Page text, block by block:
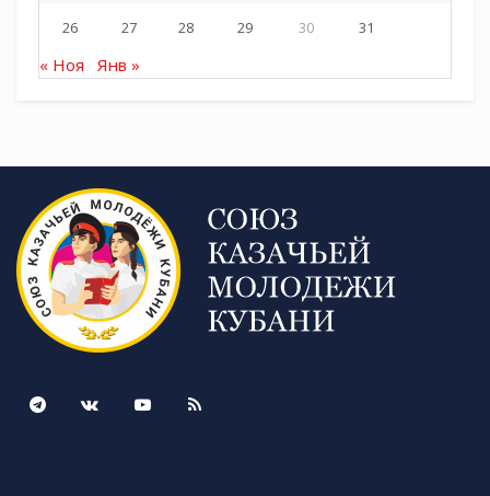
26 27 28 29 30 31
« Ноя Янв »